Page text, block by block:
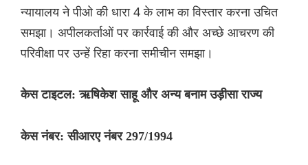
न्यायालय ने पीओ की धारा 4 के लाभ का विस्तार करना उचित
समझा। अपीलकर्ताओं पर कार्रवाई की और अच्छे आचरण की
परिवीक्षा पर उन्हें रिहा करना समीचीन समझा।
केस टाइटल: ऋषिकेश साहू और अन्य बनाम उड़ीसा राज्य
केस नंबर: सीआरए नंबर 297/1994